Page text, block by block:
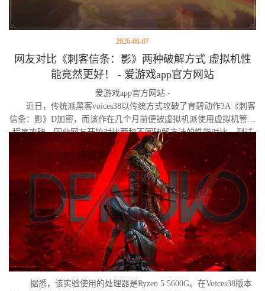
2026-08-07
网友对比《刺客信条：影》两种破解方式 虚拟机性
能竟然更好！ - 爱游戏app官方网站
爱游戏app官方网站 -
近日，传统派黑客voices38以传统方式攻破了育碧动作3A《刺客
信条：影》D加密，而该作在几个月前便被虚拟机派使用虚拟机管理
程序攻破。因此网友开始对比两种不同破解方法的性能对比。测试
作者决定验证，虚拟机管理程序是否真的会像许多玩家认为的那
样，导致明显的帧数下降。
据悉，该实验使用的处理器是Ryzen 5 5600G。在Voices38版本